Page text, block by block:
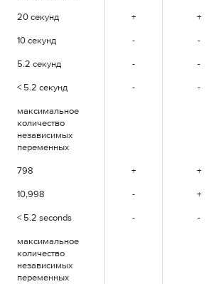
20 секунд + +
10 секунд - -
5.2 секунд - -
< 5.2 секунд - -
максимальное
количество
независимых
переменных
798 + +
10,998 - +
< 5.2 seconds - -
максимальное
количество
независимых
переменных